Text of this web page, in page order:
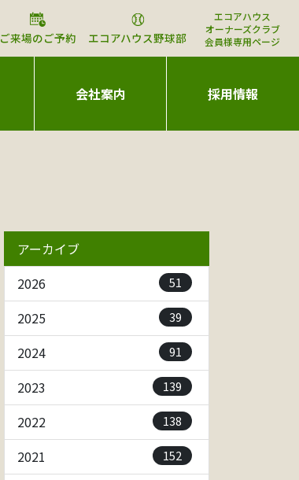
ご来場のご予約 エコアハウス野球部
エコアハウス
オーナーズクラブ
会員様専用ページ
会社案内 採用情報
アーカイブ
2026
51
2025 39
2024 91
2023 139
2022 138
2021 152